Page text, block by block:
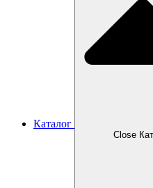
Каталог
Close